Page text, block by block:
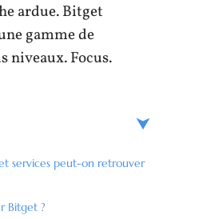
ardue. Bitget
gamme de
niveaux. Focus.
services peut-on retrouver
Bitget ?